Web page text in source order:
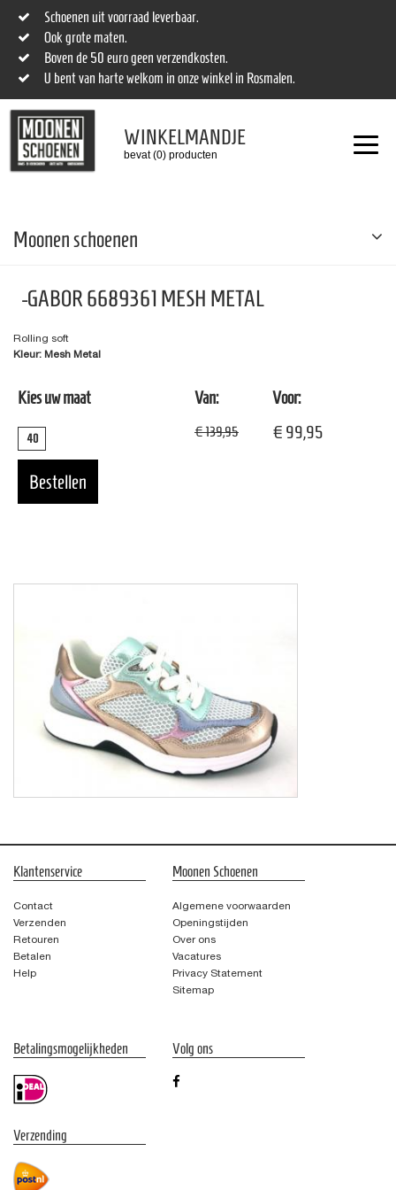
Schoenen uit voorraad leverbaar.
Ook grote maten.
Boven de 50 euro geen verzendkosten.
U bent van harte welkom in onze winkel in Rosmalen.
WINKELMANDJE
bevat (0) producten
Moonen schoenen
-GABOR 6689361 MESH METAL
Rolling soft
Kleur: Mesh Metal
Kies uw maat
40
Van:
€ 139,95
Voor:
€ 99,95
Klantenservice
Contact
Verzenden
Retouren
Betalen
Help
Moonen Schoenen
Algemene voorwaarden
Openingstijden
Over ons
Vacatures
Privacy Statement
Sitemap
Betalingsmogelijkheden
Verzending
Volg ons